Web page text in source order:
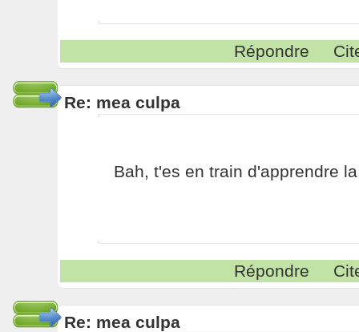
Répondre
Re: mea culpa
Bah, t'es en train d'apprendre
Répondre
Re: mea culpa